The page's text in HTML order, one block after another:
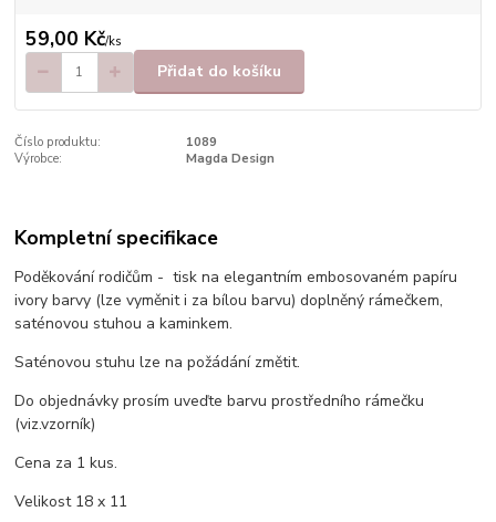
59,00 Kč/ks
Přidat do košíku
Číslo produktu:
1089
Výrobce:
Magda Design
Kompletní specifikace
Poděkování rodičům - tisk na elegantním embosovaném papíru
ivory barvy (lze vyměnit i za bílou barvu) doplněný rámečkem,
saténovou stuhou a kaminkem.
Saténovou stuhu lze na požádání změtit.
Do objednávky prosím uveďte barvu prostředního rámečku
(viz.vzorník)
Cena za 1 kus.
Velikost 18 x 11